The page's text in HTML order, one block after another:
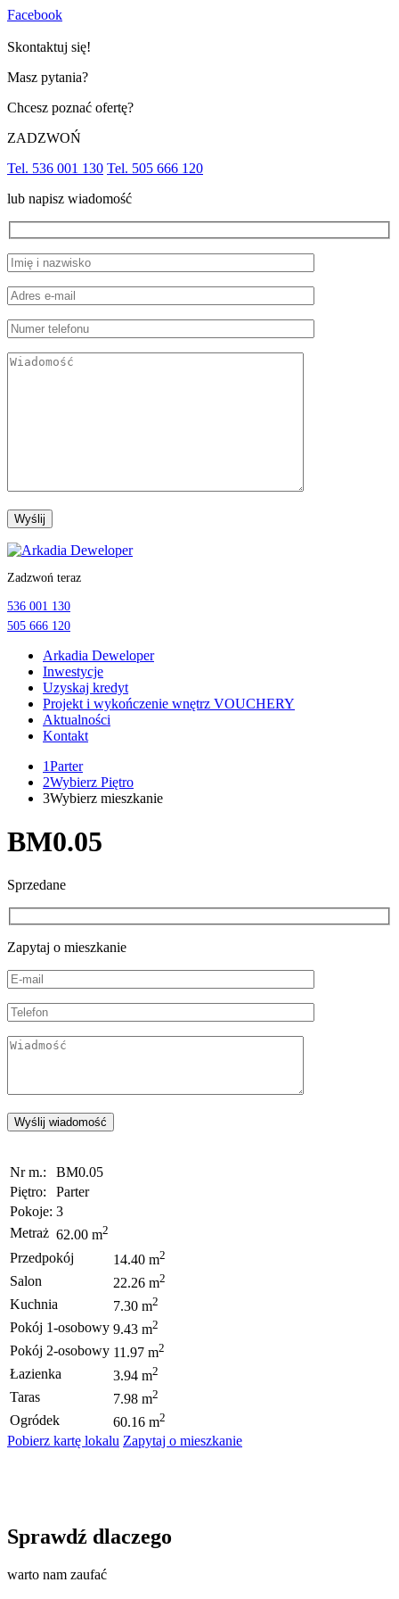
Facebook
Skontaktuj się!
Masz pytania?
Chcesz poznać ofertę?
ZADZWOŃ
Tel. 536 001 130 Tel. 505 666 120
lub napisz wiadomość
Przejdź
treści
Zadzwoń teraz
536 001 130
505 666 120
Arkadia Deweloper
Inwestycje
Uzyskaj kredyt
Projekt i wykończenie wnętrz VOUCHERY
Aktualności
Kontakt
1Parter
2Wybierz Piętro
3Wybierz mieszkanie
BM0.05
Sprzedane
Zapytaj o mieszkanie
Nr m.:
BM0.05
Piętro:
Parter
Pokoje: 3
Metraż 62.00 m2
Przedpokój 14.40 m2
Salon 22.26 m2
Kuchnia 7.30 m2
Pokój 1-osobowy 9.43 m2
Pokój 2-osobowy 11.97 m2
Łazienka 3.94 m2
Taras 7.98 m2
Ogródek 60.16 m2
Pobierz kartę lokalu Zapytaj o mieszkanie
Sprawdź dlaczego
warto nam zaufać